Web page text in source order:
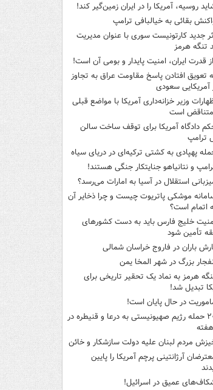
روسیه، آمریکا را در ایران زمین‌گیر کند!
بقائی به خیالبافی ترامپ
جدید کارتونیست سوری با عنوان مدیریت
تنگه هرمز
قدرت ایران، امنیت پایدار و بومی آن است!
تعویق افتادن پاسخ مقاومت عراق به تجاوز
آمریکایی سعودی
وزیر خزانه‌داری آمریکا با مواضع قبلی
است
دادگاه آمریکا برای توقف ساخت سالن
ترامپ
پهپادی به کشتی ترکیه‌ای در دریای سیاه
و نتانیاهو جنایتکار جنگی هستند!
استقلال در آسیا به امارات می‌رسد؟
موشکی پاتریوت چیست و چرا ذخایر آن
اتمام است؟
خلیج فارس باید به دست کشورهای
تأمین شود
باران در فاروج خراسان شمالی
بزرگ در شهر المخا یمن
هرمز به نماد یک تحقیر تاریخی برای
تبدیل شد!
در حال پایان است!
۲۰ حمله رژیم صهیونیستی به درعا و قنیطره در
مردم لبنان علیه دولت سازشکار و خائن
آرژانتینی پرچم آمریکا را پایین
عمیق در اسرائیل!